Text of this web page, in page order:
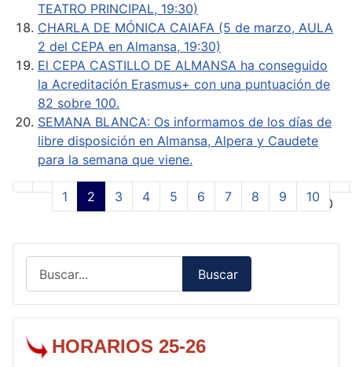
TEATRO PRINCIPAL, 19:30)
CHARLA DE MÓNICA CAIAFA (5 de marzo, AULA
2 del CEPA en Almansa, 19:30)
El CEPA CASTILLO DE ALMANSA ha conseguido
la Acreditación Erasmus+ con una puntuación de
82 sobre 100.
SEMANA BLANCA: Os informamos de los días de
libre disposición en Almansa, Alpera y Caudete
para la semana que viene.
Página 2 de 50
1 2 3 4 5 6 7 8 9 10
Type 2 or more characters for results.
Buscar
HORARIOS 25-26